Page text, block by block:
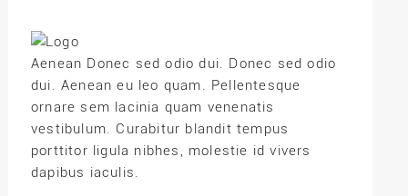
Aenean Donec sed odio dui. Donec sed odio
dui. Aenean eu leo quam. Pellentesque
ornare sem lacinia quam venenatis
vestibulum. Curabitur blandit tempus
porttitor ligula nibhes, molestie id vivers
dapibus iaculis.